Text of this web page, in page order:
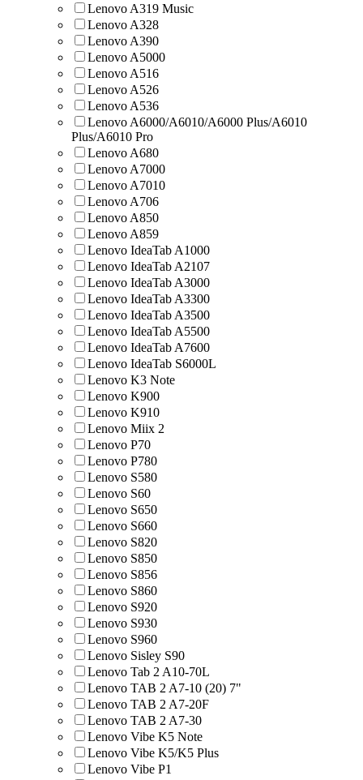
Lenovo A319 Music
Lenovo A328
Lenovo A390
Lenovo A5000
Lenovo A516
Lenovo A526
Lenovo A536
Lenovo A6000/A6010/A6000 Plus/A6010
Plus/A6010 Pro
Lenovo A680
Lenovo A7000
Lenovo A7010
Lenovo A706
Lenovo A850
Lenovo A859
Lenovo IdeaTab A1000
Lenovo IdeaTab A2107
Lenovo IdeaTab A3000
Lenovo IdeaTab A3300
Lenovo IdeaTab A3500
Lenovo IdeaTab A5500
Lenovo IdeaTab A7600
Lenovo IdeaTab S6000L
Lenovo K3 Note
Lenovo K900
Lenovo K910
Lenovo Miix 2
Lenovo P70
Lenovo P780
Lenovo S580
Lenovo S60
Lenovo S650
Lenovo S660
Lenovo S820
Lenovo S850
Lenovo S856
Lenovo S860
Lenovo S920
Lenovo S930
Lenovo S960
Lenovo Sisley S90
Lenovo Tab 2 A10-70L
Lenovo TAB 2 A7-10 (20) 7"
Lenovo TAB 2 A7-20F
Lenovo TAB 2 A7-30
Lenovo Vibe K5 Note
Lenovo Vibe K5/K5 Plus
Lenovo Vibe P1